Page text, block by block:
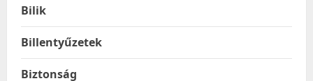
Bilik
Billentyűzetek
Biztonság